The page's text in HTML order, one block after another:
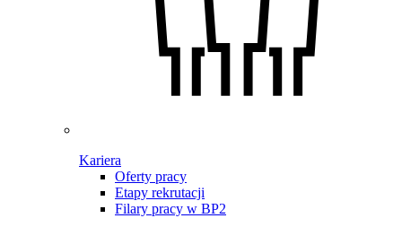
Kariera
Oferty pracy
Etapy rekrutacji
Filary pracy w BP2